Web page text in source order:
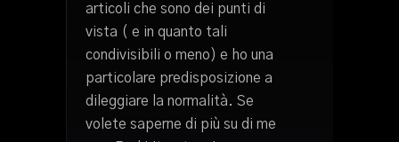
articoli che sono dei punti di
vista ( e in quanto tali
condivisibili o meno) e ho una
particolare predisposizione a
dileggiare la normalità. Se
volete saperne di più su di me